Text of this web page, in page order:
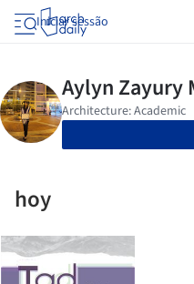
Iniciar sessão
hoy